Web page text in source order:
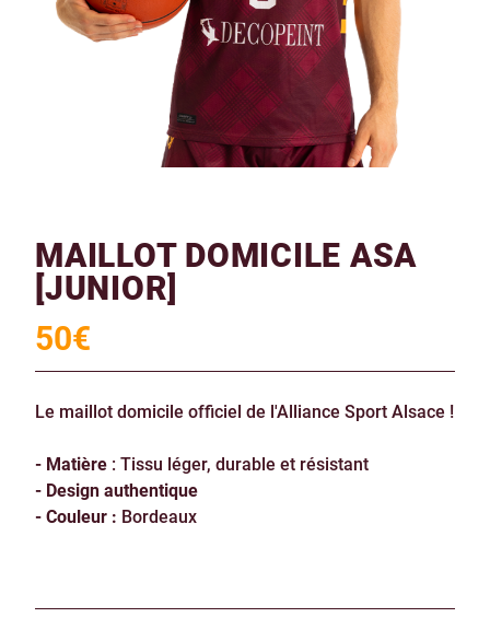
MAILLOT DOMICILE ASA
[JUNIOR]
50€
Le maillot domicile officiel de l'Alliance Sport Alsace !
- Matière : Tissu léger, durable et résistant
- Design authentique
- Couleur : Bordeaux